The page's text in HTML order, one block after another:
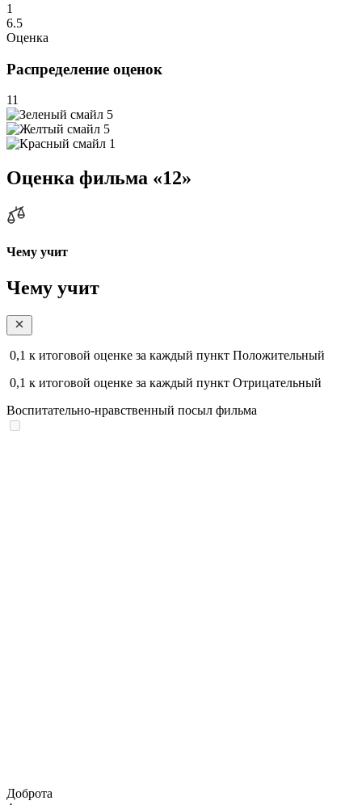
1
6.5
Оценка
Распределение оценок
11
5
5
1
Оценка фильма «12»
Чему учит
Чему учит
0,1 к итоговой оценке за каждый пункт Положительный
0,1 к итоговой оценке за каждый пункт Отрицательный
Воспитательно-нравственный посыл фильма
Доброта